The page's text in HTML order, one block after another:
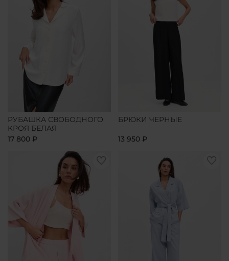
РУБАШКА СВОБОДНОГО
КРОЯ БЕЛАЯ
17 800 ₽
БРЮКИ ЧЕРНЫЕ
13 950 ₽